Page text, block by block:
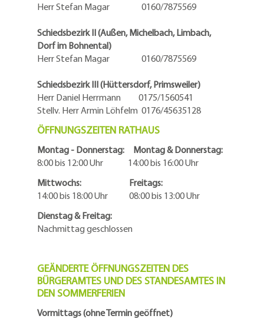
Herr Stefan Magar 0160/7875569
Schiedsbezirk II (Außen, Michelbach, Limbach,
Dorf im Bohnental)
Herr Stefan Magar 0160/7875569
Schiedsbezirk III (Hüttersdorf, Primsweiler)
Herr Daniel Herrmann 0175/1560541
Stellv. Herr Armin Löhfelm 0176/45635128
ÖFFNUNGSZEITEN RATHAUS
Montag - Donnerstag: Montag & Donnerstag:
8:00 bis 12:00 Uhr 14:00 bis 16:00 Uhr
Mittwochs: Freitags:
14:00 bis 18:00 Uhr 08:00 bis 13:00 Uhr
Dienstag & Freitag:
Nachmittag geschlossen
GEÄNDERTE ÖFFNUNGSZEITEN DES
BÜRGERAMTES UND DES STANDESAMTES IN
DEN SOMMERFERIEN
Vormittags (ohne Termin geöffnet)